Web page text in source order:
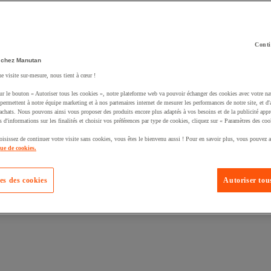
un produit à votre panier :
Manutan
visite sur-mesure, nous tient à cœur !
le bouton « Autoriser tous les cookies », notre plateforme web va pouvoir échanger des cookies avec votre
à notre équipe marketing et à nos partenaires internet de mesurer les performances de notre site, et
Nous pouvons ainsi vous proposer des produits encore plus adaptés à vos besoins et de la publicité
d'informations sur les finalités et choisir vos préférences par type de cookies, cliquez sur « Paramètres des
de continuer votre visite sans cookies, vous êtes le bienvenu aussi ! Pour en savoir plus, vous pouvez
de cookies.
Autoriser
des cookies